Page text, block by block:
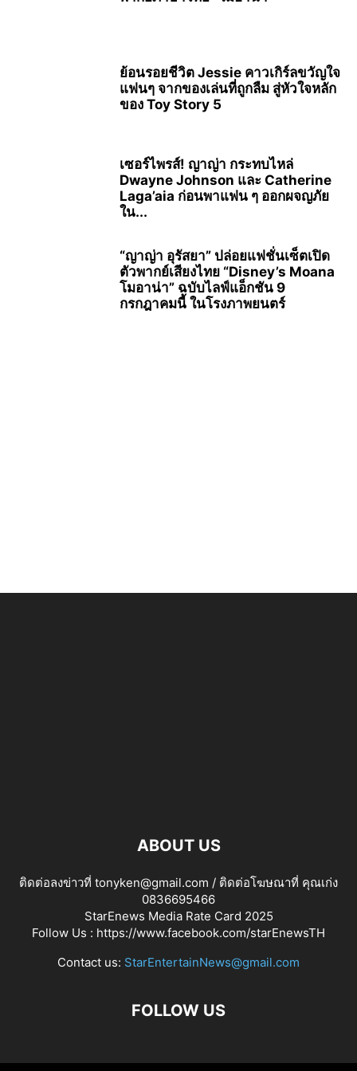
ย้อนรอยชีวิต Jessie คาวเกิร์ลขวัญใจ
แฟนๆ จากของเล่นที่ถูกลืม สู่หัวใจหลัก
ของ Toy Story 5
เซอร์ไพรส์! ญาญ่า กระทบไหล่
Dwayne Johnson และ Catherine
Laga’aia ก่อนพาแฟน ๆ ออกผจญภัย
ใน...
“ญาญ่า อุรัสยา” ปล่อยแฟชั่นเซ็ตเปิด
ตัวพากย์เสียงไทย “Disney’s Moana
โมอาน่า” ฉบับไลฟ์แอ็กชัน 9
กรกฎาคมนี้ ในโรงภาพยนตร์
ABOUT US
ติดต่อลงข่าวที่ tonyken@gmail.com / ติดต่อโฆษณาที่ คุณเก่ง
0836695466
StarEnews Media Rate Card 2025
Follow Us : https://www.facebook.com/starEnewsTH
Contact us: StarEntertainNews@gmail.com
FOLLOW US